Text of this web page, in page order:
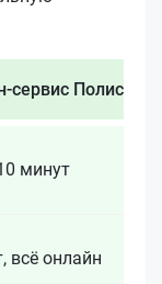
сервис Полис 812
минут
всё онлайн